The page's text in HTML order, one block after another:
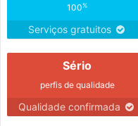
100%
Serviços gratuitos
Sério
perfis de qualidade
Qualidade confirmada